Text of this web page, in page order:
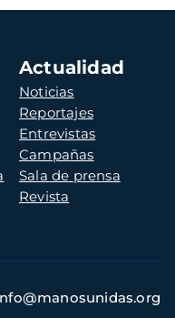
Actualidad
Noticias
Reportajes
Entrevistas
Campañas
Sala de prensa
Revista